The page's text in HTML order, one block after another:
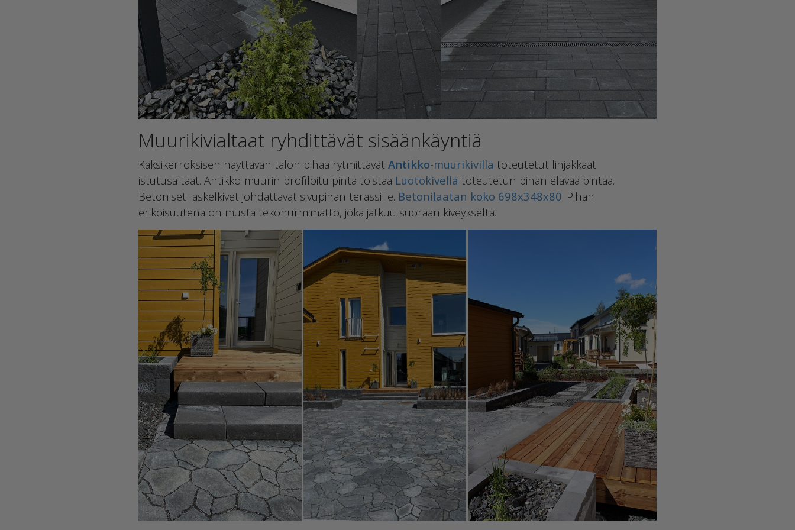
Muurikivialtaat ryhdittävät sisäänkäyntiä
Kaksikerroksisen näyttävän talon pihaa rytmittävät Antikko-muurikivillä toteutetut linjakkaat
istutusaltaat. Antikko-muurin profiloitu pinta toistaa Luotokivellä toteutetun pihan elävää pintaa.
Betoniset askelkivet johdattavat sivupihan terassille. Betonilaatan koko 698x348x80. Pihan
erikoisuutena on musta tekonurmimatto, joka jatkuu suoraan kiveykseltä.